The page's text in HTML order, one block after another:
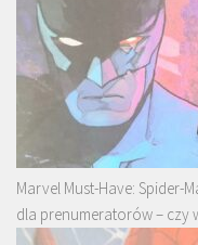
Marvel Must-Have: Spider-
dla prenumeratorów – czy